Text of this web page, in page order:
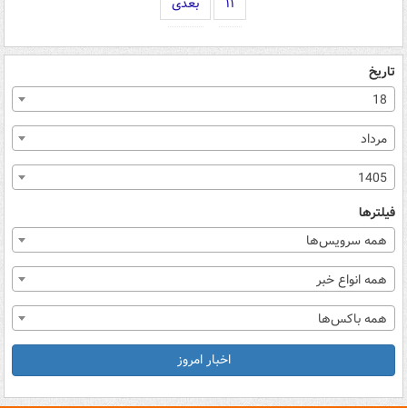
تاریخ
18
مرداد
1405
فیلترها
همه سرویس‌ها
همه انواع خبر
همه باکس‌ها
اخبار امروز